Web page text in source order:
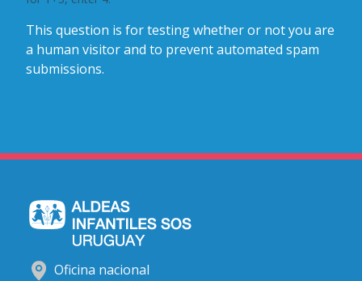
This question is for testing whether or not you are
a human visitor and to prevent automated spam
submissions.
Oficina nacional